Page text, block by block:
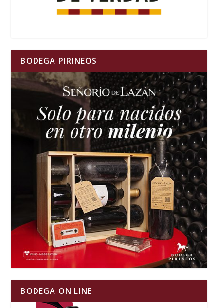
BODEGA PIRINEOS
BODEGA ON LINE